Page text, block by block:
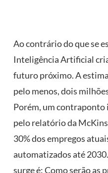
Ao contrário do que se
Inteligência Artificial
futuro próximo. A
pelo menos, dois
Porém, um
pelo relatório da
30% dos empregos
automatizados até
surge é: Como serão as